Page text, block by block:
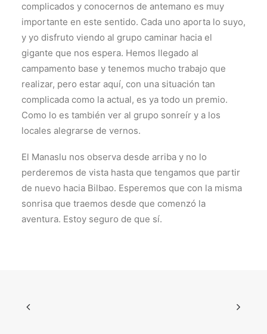
complicados y conocernos de antemano es muy
importante en este sentido. Cada uno aporta lo suyo,
y yo disfruto viendo al grupo caminar hacia el
gigante que nos espera. Hemos llegado al
campamento base y tenemos mucho trabajo que
realizar, pero estar aquí, con una situación tan
complicada como la actual, es ya todo un premio.
Como lo es también ver al grupo sonreír y a los
locales alegrarse de vernos.
El Manaslu nos observa desde arriba y no lo
perderemos de vista hasta que tengamos que partir
de nuevo hacia Bilbao. Esperemos que con la misma
sonrisa que traemos desde que comenzó la
aventura. Estoy seguro de que sí.